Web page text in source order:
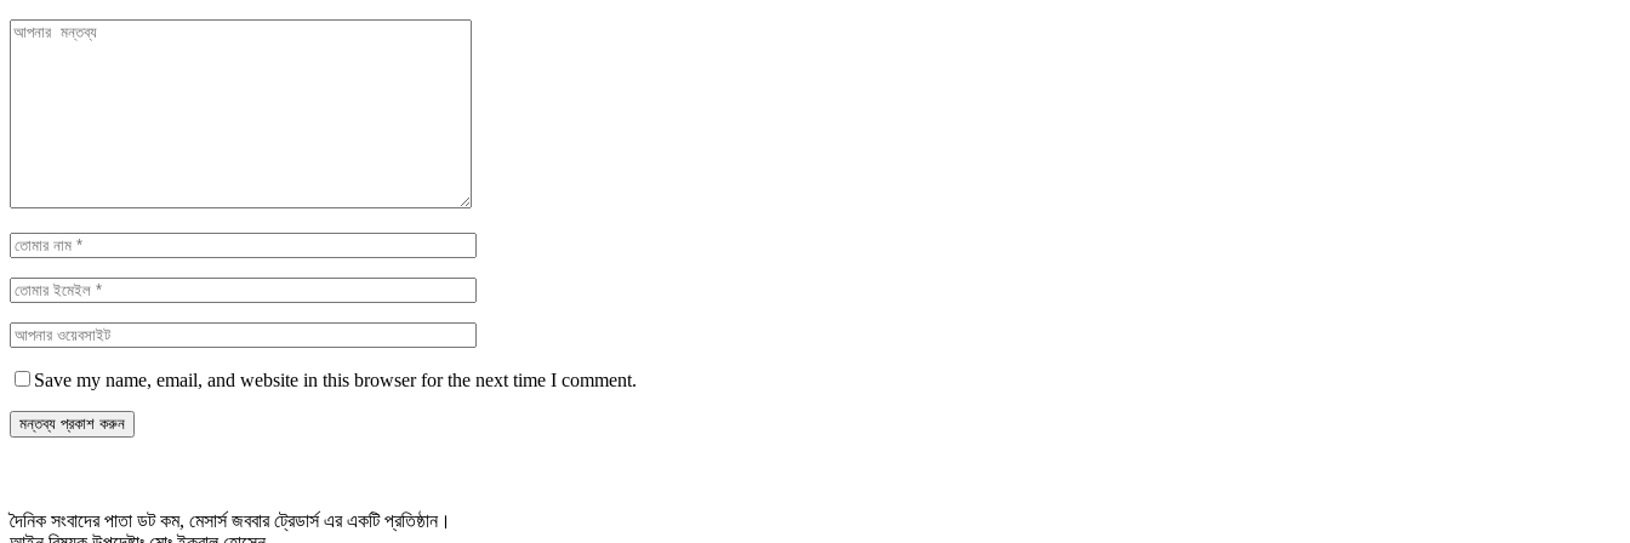
Save my name, email, and website in this browser for the next time I comment.
দৈনিক সংবাদের পাতা ডট কম, মেসার্স জববার ট্রেডার্স এর একটি প্রতিষ্ঠান।